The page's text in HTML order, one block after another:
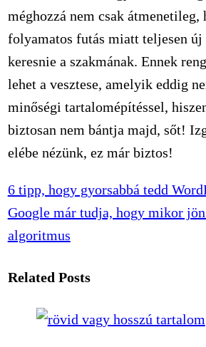
méghozzá nem csak átmenetileg,
folyamatos futás miatt teljesen
keresnie a szakmának. Ennek
lehet a vesztese, amelyik eddig
minőségi tartalomépítéssel,
biztosan nem bántja majd, sőt!
elébe nézünk, ez már biztos!
6 tipp, hogy gyorsabbá tedd
Google már tudja, hogy mikor
algoritmus
Related Posts